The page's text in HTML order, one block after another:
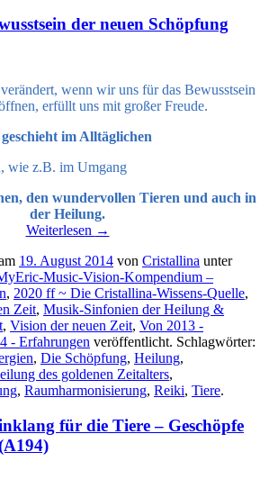
der neuen Schöpfung
wenn wir uns für das Bewusstsein
erfüllt uns mit großer Freude.
im Alltäglichen
wie z.B. im Umgang
den wundervollen Tieren und auch in
der Heilung.
Weiterlesen →
19. August 2014 von Cristallina unter
Music-Vision-Kompendium –
, 2020 ff ~ Die Cristallina-Wissens-Quelle,
Zeit, Musik-Sinfonien der Heilung &
, Vision der neuen Zeit, Von 2013 -
- Erfahrungen veröffentlicht. Schlagwörter:
, Die Schöpfung, Heilung,
des goldenen Zeitalters,
, Raumharmonisierung, Reiki, Tiere.
für die Tiere – Geschöpfe